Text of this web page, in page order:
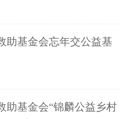
助基金会忘年交公益基
助基金会“锦麟公益乡村